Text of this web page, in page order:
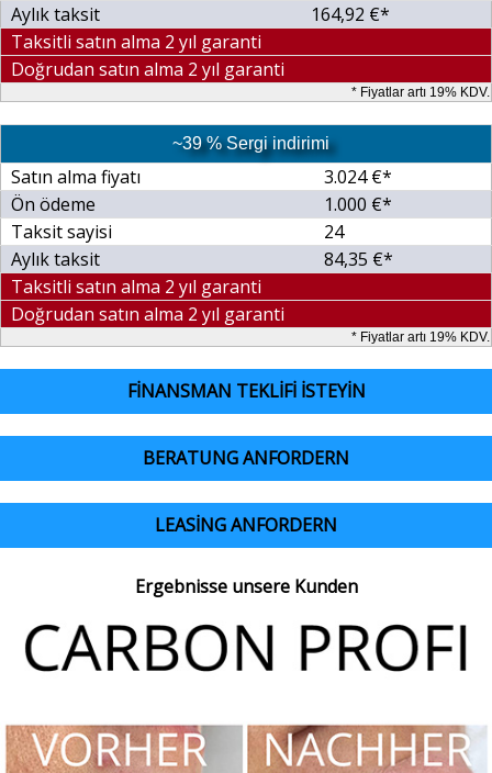
Aylık taksit
164,92 €*
Taksitli satın alma 2 yıl garanti
Doğrudan satın alma 2 yıl garanti
* Fiyatlar artı 19% KDV.
~39 % Sergi indirimi
Satın alma fiyatı
3.024 €*
Ön ödeme
1.000 €*
Taksit sayisi
24
Aylık taksit
84,35 €*
Taksitli satın alma 2 yıl garanti
Doğrudan satın alma 2 yıl garanti
* Fiyatlar artı 19% KDV.
FINANSMAN TEKLIFI ISTEYIN
BERATUNG ANFORDERN
LEASING ANFORDERN
Ergebnisse unsere Kunden